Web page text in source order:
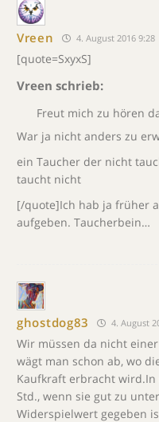
Vreen 4. August 2016 9:28
[quote=SxyxS]
Vreen schrieb:
Freut mich zu hören
War ja nicht anders zu
ein Taucher der nicht
taucht nicht
[/quote]Ich hab ja früher
aufgeben. Taucherbein…
ghostdog83 4. August
Wir müssen da nicht
wägt man schon ab, wo
Kaufkraft erbracht wird.In
Std., wenn sie gut zu
Widerspielwert gegeben